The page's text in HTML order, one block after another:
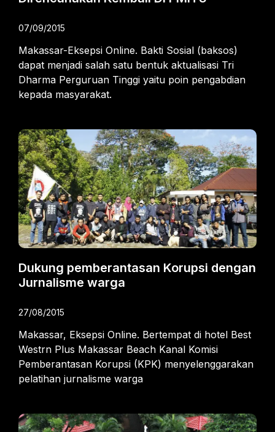
07/09/2015
Makassar-Eksepsi Online. Bakti Sosial (baksos)
dapat menjadi salah satu bentuk aktualisasi Tri
Dharma Perguruan Tinggi yaitu poin pengabdian
kepada masyarakat.
Dukung pemberantasan Korupsi dengan
Jurnalisme warga
27/08/2015
Makassar, Eksepsi Online. Bertempat di hotel Best
Westrn Plus Makassar Beach Kanal Komisi
Pemberantasan Korupsi (KPK) menyelenggarakan
pelatihan jurnalisme warga